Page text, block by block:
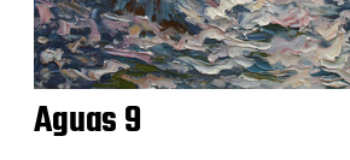
Aguas 9